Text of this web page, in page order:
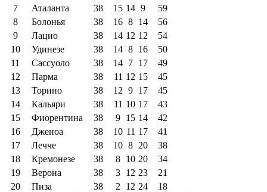
7
Аталанта 38 15 14 9
59
8
Болонья 38 16 8 14
56
9
Лацио 38 14 12 12
54
10
Удинезе 38 14 8 16
50
11
Сассуоло 38 14 7 17
49
12
Парма 38 11 12 15
45
13
Торино 38 12 9 17
45
14
Кальяри 38 11 10 17
43
15
Фиорентина 38 9 15 14
42
16
Дженоа 38 10 11 17
41
17
Лечче 38 10 8 20
38
18
Кремонезе 38 8 10 20
34
19
Верона 38 3 12 23
21
20
Пиза 38 2 12 24
18